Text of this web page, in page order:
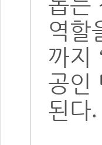
역할
까지
공인
된다.